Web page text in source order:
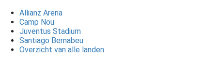
Allianz Arena
Camp Nou
Juventus Stadium
Santiago Bernabeu
Overzicht van alle landen